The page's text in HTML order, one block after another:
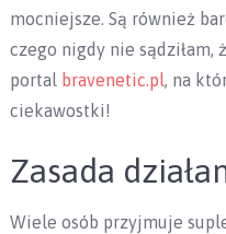
mocniejsze. Są również
czego nigdy nie sądziłam,
portal bravenetic.pl, na
ciekawostki!
Zasada
Wiele osób przyjmuje